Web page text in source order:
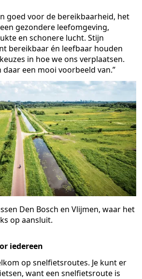
goed voor de bereikbaarheid, het
gezondere leefomgeving,
en schonere lucht. Stijn
bereikbaar én leefbaar houden
in hoe we ons verplaatsen.
een mooi voorbeeld van.”
Den Bosch en Vlijmen, waar het
op aansluit.
iedereen
op snelfietsroutes. Je kunt er
want een snelfietsroute is